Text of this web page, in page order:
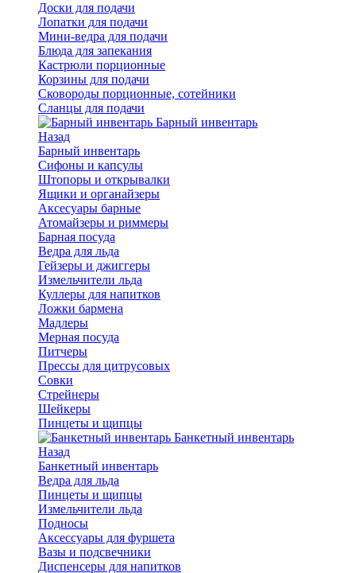
Доски для подачи
Лопатки для подачи
Мини-ведра для подачи
Блюда для запекания
Кастрюли порционные
Корзины для подачи
Сковороды порционные, сотейники
Сланцы для подачи
Барный инвентарь
Назад
Барный инвентарь
Сифоны и капсулы
Штопоры и открывалки
Ящики и органайзеры
Аксесуары барные
Атомайзеры и риммеры
Барная посуда
Ведра для льда
Гейзеры и джиггеры
Измельчители льда
Куллеры для напитков
Ложки бармена
Мадлеры
Мерная посуда
Питчеры
Прессы для цитрусовых
Совки
Стрейнеры
Шейкеры
Пинцеты и щипцы
Банкетный инвентарь
Назад
Банкетный инвентарь
Ведра для льда
Пинцеты и щипцы
Измельчители льда
Подносы
Аксессуары для фуршета
Вазы и подсвечники
Диспенсеры для напитков